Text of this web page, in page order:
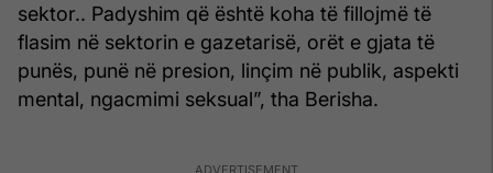
sektor.. Padyshim që është koha të fillojmë të
flasim në sektorin e gazetarisë, orët e gjata të
punës, punë në presion, linçim në publik, aspekti
mental, ngacmimi seksual”, tha Berisha.